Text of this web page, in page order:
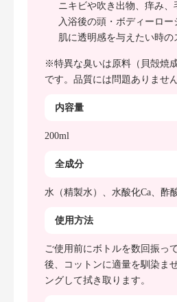
ニキビや吹き出物、痒み、
入浴後の頭・ボディーロー
肌に透明感を与えたい時の
※特異な臭いは原料（貝殻焼
です。品質には問題ありません
内容量
200ml
全成分
水（精製水）、水酸化Ca、酢
使用方法
ご使用前にボトルを数回振っ
後、コットンに適量を馴染ま
ングして拭き取ります。